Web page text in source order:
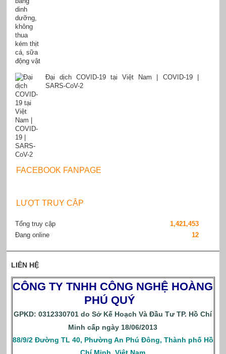
Đại dịch COVID-19 tại Việt Nam | COVID-19 |
SARS-CoV-2
FACEBOOK FANPAGE
LƯỢT TRUY CẬP
Tổng truy cập
1,421,453
Đang online
12
LIÊN HỆ
CÔNG TY TNHH CÔNG NGHỆ HOÀNG
PHÚ QUÝ
GPKD: 0312330701 do Sở Kế Hoạch Và Đầu Tư TP. Hồ Chí
Minh cấp ngày 18/06/2013
88/9/2 Đường TL 40, Phường An Phú Đông, Thành phố Hồ